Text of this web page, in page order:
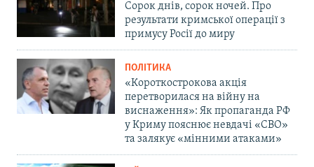
Сорок днів, сорок ночей. Про
результати кримської операції з
примусу Росії до миру
ПОЛІТИКА
«Короткострокова акція
перетворилася на війну на
виснаження»: Як пропаганда РФ
у Криму пояснює невдачі «СВО»
та залякує «мінними атаками»